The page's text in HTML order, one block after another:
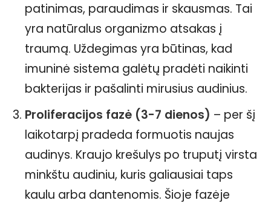
patinimas, paraudimas ir skausmas. Tai
yra natūralus organizmo atsakas į
traumą. Uždegimas yra būtinas, kad
imuninė sistema galėtų pradėti naikinti
bakterijas ir pašalinti mirusius audinius.
Proliferacijos fazė (3-7 dienos) – per šį
laikotarpį pradeda formuotis naujas
audinys. Kraujo krešulys po truputį virsta
minkštu audiniu, kuris galiausiai taps
kaulu arba dantenomis. Šioje fazėje